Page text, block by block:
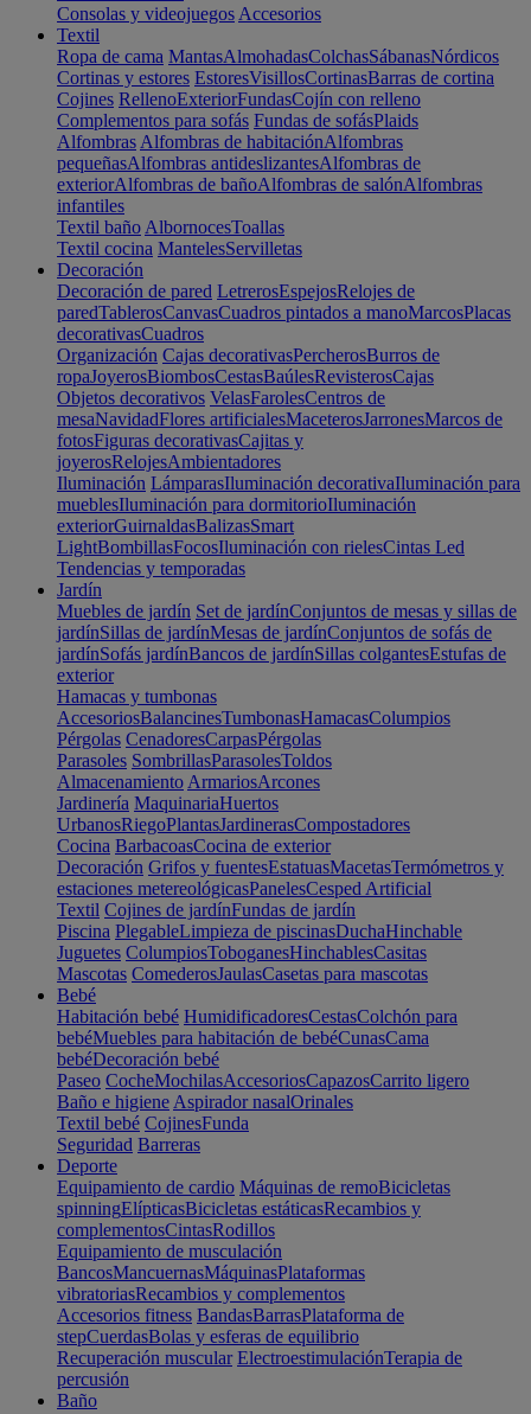
Consolas y videojuegos Accesorios
Textil
Ropa de cama MantasAlmohadasColchasSábanasNórdicos
Cortinas y estores EstoresVisillosCortinasBarras de cortina
Cojines RellenoExteriorFundasCojín con relleno
Complementos para sofás Fundas de sofásPlaids
Alfombras Alfombras de habitaciónAlfombras
pequeñasAlfombras antideslizantesAlfombras de
exteriorAlfombras de bañoAlfombras de salónAlfombras
infantiles
Textil baño AlbornocesToallas
Textil cocina MantelesServilletas
Decoración
Decoración de pared LetrerosEspejosRelojes de
paredTablerosCanvasCuadros pintados a manoMarcosPlacas
decorativasCuadros
Organización Cajas decorativasPercherosBurros de
ropaJoyerosBiombosCestasBaúlesRevisterosCajas
Objetos decorativos VelasFarolesCentros de
mesaNavidadFlores artificialesMaceterosJarronesMarcos de
fotosFiguras decorativasCajitas y
joyerosRelojesAmbientadores
Iluminación LámparasIluminación decorativaIluminación para
mueblesIluminación para dormitorioIluminación
exteriorGuirnaldasBalizasSmart
LightBombillasFocosIluminación con rielesCintas Led
Tendencias y temporadas
Jardín
Muebles de jardín Set de jardínConjuntos de mesas y sillas de
jardínSillas de jardínMesas de jardínConjuntos de sofás de
jardínSofás jardínBancos de jardínSillas colgantesEstufas de
exterior
Hamacas y tumbonas
AccesoriosBalancinesTumbonasHamacasColumpios
Pérgolas CenadoresCarpasPérgolas
Parasoles SombrillasParasolesToldos
Almacenamiento ArmariosArcones
Jardinería MaquinariaHuertos
UrbanosRiegoPlantasJardinerasCompostadores
Cocina BarbacoasCocina de exterior
Decoración Grifos y fuentesEstatuasMacetasTermómetros y
estaciones metereológicasPanelesCesped Artificial
Textil Cojines de jardínFundas de jardín
Piscina PlegableLimpieza de piscinasDuchaHinchable
Juguetes ColumpiosToboganesHinchablesCasitas
Mascotas ComederosJaulasCasetas para mascotas
Bebé
Habitación bebé HumidificadoresCestasColchón para
bebéMuebles para habitación de bebéCunasCama
bebéDecoración bebé
Paseo CocheMochilasAccesoriosCapazosCarrito ligero
Baño e higiene Aspirador nasalOrinales
Textil bebé CojinesFunda
Seguridad Barreras
Deporte
Equipamiento de cardio Máquinas de remoBicicletas
spinningElípticasBicicletas estáticasRecambios y
complementosCintasRodillos
Equipamiento de musculación
BancosMancuernasMáquinasPlataformas
vibratoriasRecambios y complementos
Accesorios fitness BandasBarrasPlataforma de
stepCuerdasBolas y esferas de equilibrio
Recuperación muscular ElectroestimulaciónTerapia de
percusión
Baño